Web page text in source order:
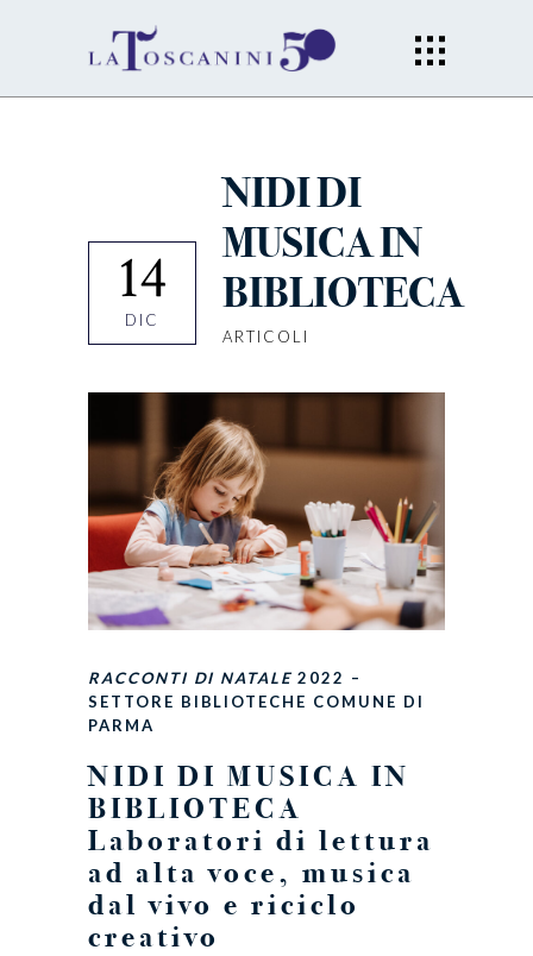
14
DIC
NIDI DI
MUSICA IN
BIBLIOTECA
ARTICOLI
RACCONTI DI NATALE 2022 –
SETTORE BIBLIOTECHE COMUNE DI
PARMA
NIDI DI MUSICA IN
BIBLIOTECA
Laboratori di lettura
ad alta voce, musica
dal vivo e riciclo
creativo